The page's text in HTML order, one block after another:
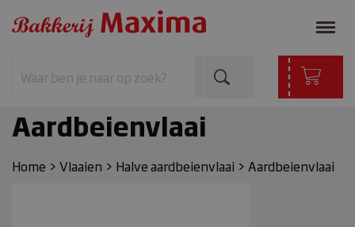
Aardbeienvlaai
Home > Vlaaien > Halve aardbeienvlaai > Aardbeienvlaai